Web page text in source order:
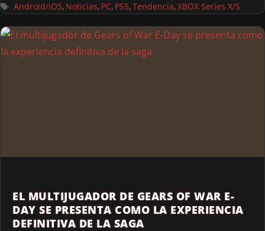
Android/iOS, Noticias, PC, PS5,Tendencia,XBOX Series X/S
EL MULTIJUGADOR DE GEARS OF WAR E-
DAY SE PRESENTA COMO LA EXPERIENCIA
DEFINITIVA DE LA SAGA